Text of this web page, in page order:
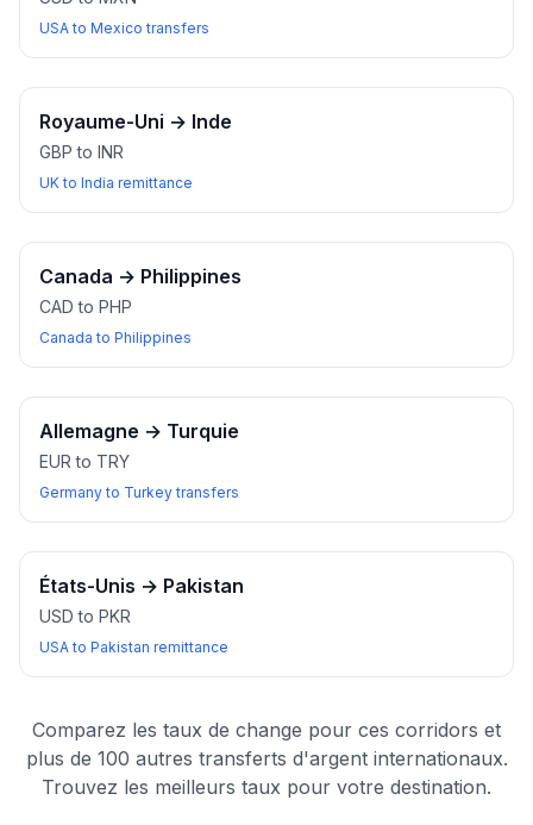
USA to Mexico transfers
Royaume-Uni → Inde
GBP to INR
UK to India remittance
Canada → Philippines
CAD to PHP
Canada to Philippines
Allemagne → Turquie
EUR to TRY
Germany to Turkey transfers
États-Unis → Pakistan
USD to PKR
USA to Pakistan remittance
Comparez les taux de change pour ces corridors et
plus de 100 autres transferts d'argent internationaux.
Trouvez les meilleurs taux pour votre destination.